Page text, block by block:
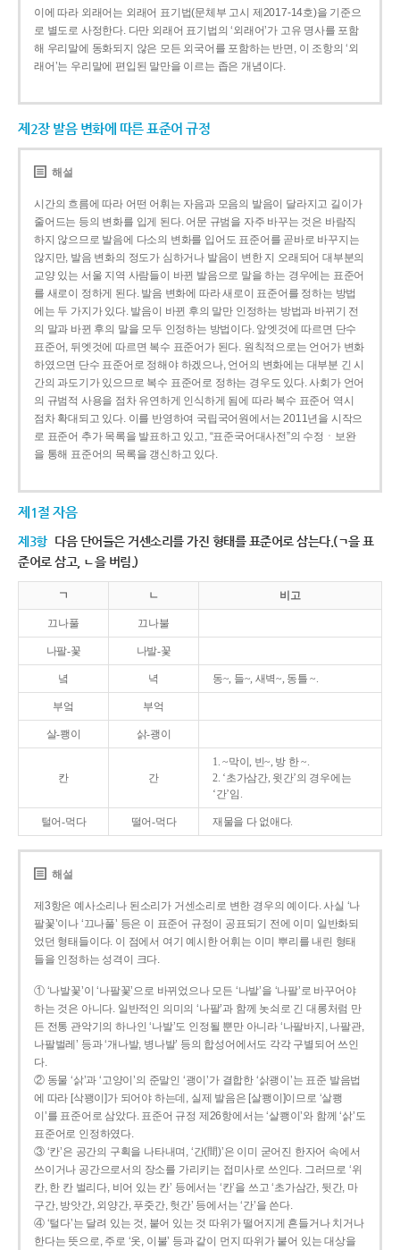
이에 따라 외래어는 외래어 표기법(문체부 고시 제2017-14호)을 기준으
로 별도로 사정한다. 다만 외래어 표기법의 ‘외래어’가 고유 명사를 포함
해 우리말에 동화되지 않은 모든 외국어를 포함하는 반면, 이 조항의 ‘외
래어’는 우리말에 편입된 말만을 이르는 좁은 개념이다.
제2장 발음 변화에 따른 표준어 규정
해설
시간의 흐름에 따라 어떤 어휘는 자음과 모음의 발음이 달라지고 길이가
줄어드는 등의 변화를 입게 된다. 어문 규범을 자주 바꾸는 것은 바람직
하지 않으므로 발음에 다소의 변화를 입어도 표준어를 곧바로 바꾸지는
않지만, 발음 변화의 정도가 심하거나 발음이 변한 지 오래되어 대부분의
교양 있는 서울 지역 사람들이 바뀐 발음으로 말을 하는 경우에는 표준어
를 새로이 정하게 된다. 발음 변화에 따라 새로이 표준어를 정하는 방법
에는 두 가지가 있다. 발음이 바뀐 후의 말만 인정하는 방법과 바뀌기 전
의 말과 바뀐 후의 말을 모두 인정하는 방법이다. 앞엣것에 따르면 단수
표준어, 뒤엣것에 따르면 복수 표준어가 된다. 원칙적으로는 언어가 변화
하였으면 단수 표준어로 정해야 하겠으나, 언어의 변화에는 대부분 긴 시
간의 과도기가 있으므로 복수 표준어로 정하는 경우도 있다. 사회가 언어
의 규범적 사용을 점차 유연하게 인식하게 됨에 따라 복수 표준어 역시
점차 확대되고 있다. 이를 반영하여 국립국어원에서는 2011년을 시작으
로 표준어 추가 목록을 발표하고 있고, “표준국어대사전”의 수정ㆍ보완
을 통해 표준어의 목록을 갱신하고 있다.
제1절 자음
제3항 다음 단어들은 거센소리를 가진 형태를 표준어로 삼는다.(ㄱ을 표
준어로 삼고, ㄴ을 버림.)
ㄱ ㄴ 비고
끄나풀 끄나불
나팔-꽃 나발-꽃
녘 녁 동~, 들~, 새벽~, 동틀 ~.
부엌 부억
살-쾡이 삵-괭이
칸 간
1. ~막이, 빈~, 방 한 ~.
2. ‘초가삼간, 윗간’의 경우에는
‘간’임.
털어-먹다 떨어-먹다 재물을 다 없애다.
해설
제3항은 예사소리나 된소리가 거센소리로 변한 경우의 예이다. 사실 ‘나
팔꽃’이나 ‘끄나풀’ 등은 이 표준어 규정이 공표되기 전에 이미 일반화되
었던 형태들이다. 이 점에서 여기 예시한 어휘는 이미 뿌리를 내린 형태
들을 인정하는 성격이 크다.
① ‘나발꽃’이 ‘나팔꽃’으로 바뀌었으나 모든 ‘나발’을 ‘나팔’로 바꾸어야
하는 것은 아니다. 일반적인 의미의 ‘나팔’과 함께 놋쇠로 긴 대롱처럼 만
든 전통 관악기의 하나인 ‘나발’도 인정될 뿐만 아니라 ‘나팔바지, 나팔관,
나팔벌레’ 등과 ‘개나발, 병나발’ 등의 합성어에서도 각각 구별되어 쓰인
다.
② 동물 ‘삵’과 ‘고양이’의 준말인 ‘괭이’가 결합한 ‘삵괭이’는 표준 발음법
에 따라 [삭꽹이]가 되어야 하는데, 실제 발음은 [살쾡이]이므로 ‘살쾡
이’를 표준어로 삼았다. 표준어 규정 제26항에서는 ‘살쾡이’와 함께 ‘삵’도
표준어로 인정하였다.
③ ‘칸’은 공간의 구획을 나타내며, ‘간(間)’은 이미 굳어진 한자어 속에서
쓰이거나 공간으로서의 장소를 가리키는 접미사로 쓰인다. 그러므로 ‘위
칸, 한 칸 벌리다, 비어 있는 칸’ 등에서는 ‘칸’을 쓰고 ‘초가삼간, 뒷간, 마
구간, 방앗간, 외양간, 푸줏간, 헛간’ 등에서는 ‘간’을 쓴다.
④ ‘털다’는 달려 있는 것, 붙어 있는 것 따위가 떨어지게 흔들거나 치거나
한다는 뜻으로, 주로 ‘옷, 이불’ 등과 같이 먼지 따위가 붙어 있는 대상을